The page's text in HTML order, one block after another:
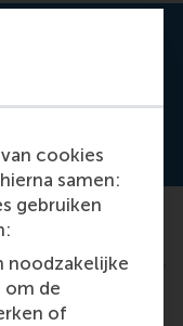
cookies
samen:
gebruiken
noodzakelijke
om de
of